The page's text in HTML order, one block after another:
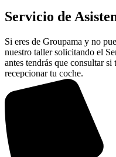
Servicio de
Si eres de Groupama y no
nuestro taller solicitando el
antes tendrás que consultar
recepcionar tu coche.